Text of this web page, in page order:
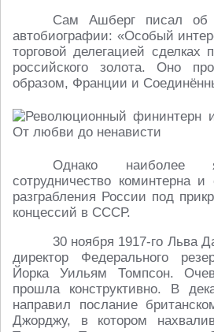
Сам Ашберг писал об
автобиографии: «Особый
торговой делегацией сделках
российского золота. Оно
образом, Франции и
Однако наиболее
сотрудничество коминтерна
разграбления России под
концессий в СССР.
30 ноября 1917-го Льва
директор Федерального
Йорка Уильям Томпсон.
прошла конструктивно. В
направил послание
Джорджу, в котором